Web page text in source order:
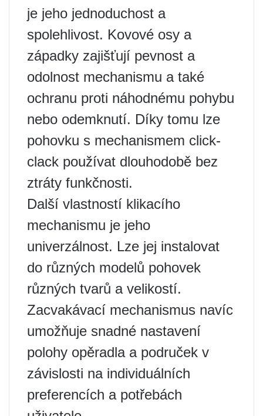
je jeho jednoduchost a
spolehlivost. Kovové osy a
západky zajišťují pevnost a
odolnost mechanismu a také
ochranu proti náhodnému pohybu
nebo odemknutí. Díky tomu lze
pohovku s mechanismem click-
clack používat dlouhodobě bez
ztráty funkčnosti.
Další vlastností klikacího
mechanismu je jeho
univerzálnost. Lze jej instalovat
do různých modelů pohovek
různých tvarů a velikostí.
Zacvakávací mechanismus navíc
umožňuje snadné nastavení
polohy opěradla a područek v
závislosti na individuálních
preferencích a potřebách